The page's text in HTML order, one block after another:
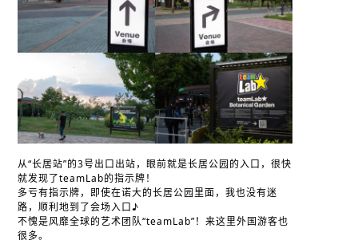
从“长居站”的3号出口出站，眼前就是长居公园的入口，很快
就发现了teamLab的指示牌！
多亏有指示牌，即使在诺大的长居公园里面，我也没有迷
路，顺利地到了会场入口♪
不愧是风靡全球的艺术团队“teamLab”！来这里外国游客也
很多。